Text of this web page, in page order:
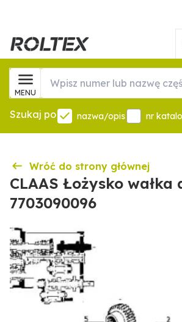
MENU
Szukaj po nazwa/opis nr
Wróć do strony głównej
CLAAS Łożysko wałka
7703090096